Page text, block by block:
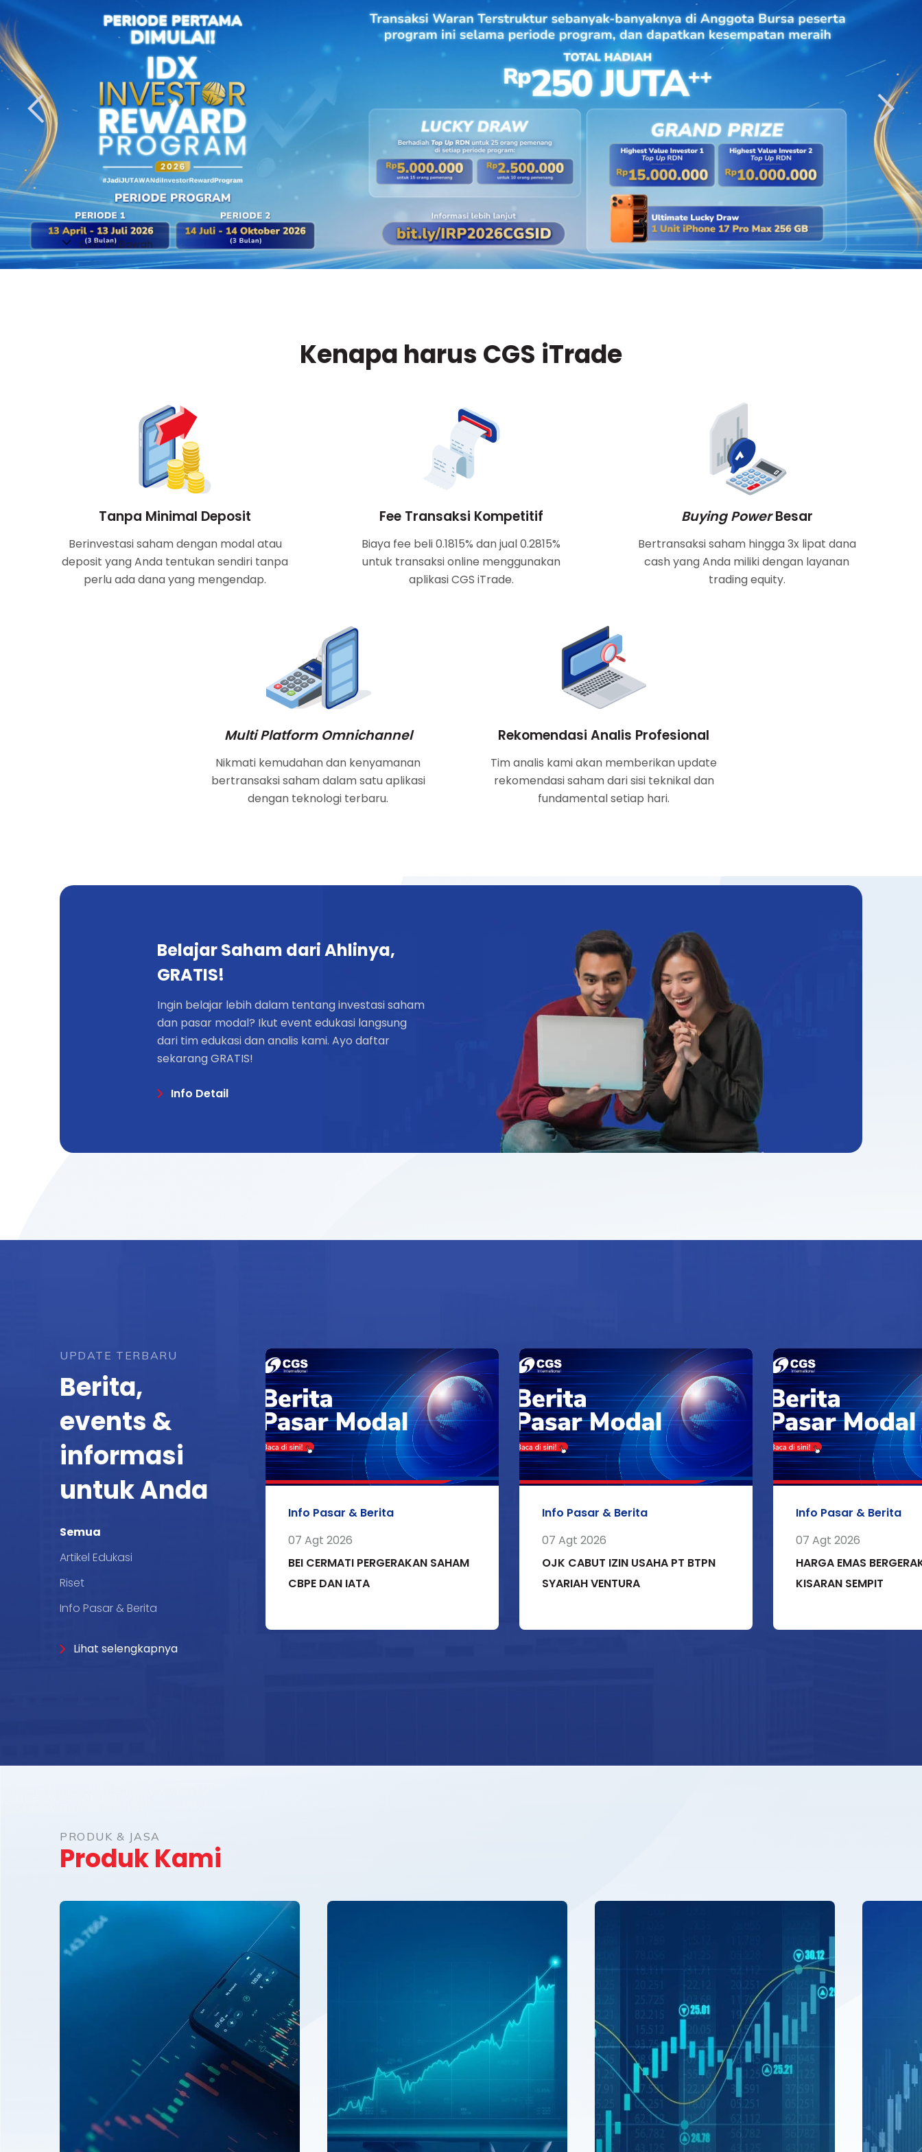
Platform Investasi
SahamCGS iTrade
Nikmati kemudahan dan kenyamanan bertransaksi saham
dalam satu aplikasi dengan teknologi terbaru.
Tersedia dalam berbagai platform
Gulir ke Bawah
Kenapa harus CGS iTrade
Tanpa Minimal Deposit
Berinvestasi saham dengan modal atau
deposit yang Anda tentukan sendiri tanpa
perlu ada dana yang mengendap.
Fee Transaksi Kompetitif
Biaya fee beli 0.1815% dan jual 0.2815%
untuk transaksi online menggunakan
aplikasi CGS iTrade.
Buying PowerBesar
Bertransaksi saham hingga 3x lipat dana
cash yang Anda miliki dengan layanan
trading equity.
Multi Platform Omnichannel
Nikmati kemudahan dan kenyamanan
bertransaksi saham dalam satu aplikasi
dengan teknologi terbaru.
Rekomendasi Analis Profesional
Tim analis kami akan memberikan update
rekomendasi saham dari sisi teknikal dan
fundamental setiap hari.
Belajar Saham dari Ahlinya,
GRATIS!
Ingin belajar lebih dalam tentang investasi saham
dan pasar modal? Ikut event edukasi langsung
dari tim edukasi dan analis kami. Ayo daftar
sekarang GRATIS!
Info Detail
UPDATE TERBARU
Berita,
events &
informasi
untuk Anda
Semua
Artikel Edukasi
Riset
Info Pasar & Berita
Lihat selengkapnya
Info Pasar & Berita
07 Agt 2026
BEI CERMATI PERGERAKAN SAHAM
CBPE DAN IATA
Info Pasar & Berita
07 Agt 2026
OJK CABUT IZIN USAHA PT BTPN
SYARIAH VENTURA
Info Pasar & Berita
07 Agt 2026
HARGA EMAS
KISARAN SEMPIT
PRODUK & JASA
Produk Kami